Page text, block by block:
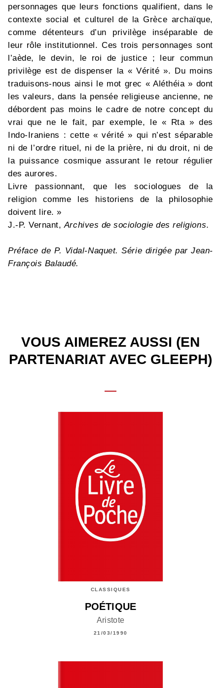
personnages que leurs fonctions qualifient, dans le
contexte social et culturel de la Grèce archaïque,
comme détenteurs d’un privilège inséparable de
leur rôle institutionnel. Ces trois personnages sont
l’aède, le devin, le roi de justice ; leur commun
privilège est de dispenser la « Vérité ». Du moins
traduisons-nous ainsi le mot grec « Aléthéia » dont
les valeurs, dans la pensée religieuse ancienne, ne
débordent pas moins le cadre de notre concept du
vrai que ne le fait, par exemple, le « Rta » des
Indo-Iraniens : cette « vérité » qui n’est séparable
ni de l’ordre rituel, ni de la prière, ni du droit, ni de
la puissance cosmique assurant le retour régulier
des aurores.
Livre passionnant, que les sociologues de la
religion comme les historiens de la philosophie
doivent lire. »
J.-P. Vernant,Archives de sociologie des religions.
Préface de P. Vidal-Naquet. Série dirigée par Jean-
François Balaudé.
VOUS AIMEREZ AUSSI (EN
PARTENARIAT AVEC GLEEPH)
CLASSIQUES
POÉTIQUE
Aristote
21/03/1990